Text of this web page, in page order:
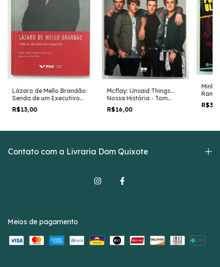
Lázaro de Mello Brandão:
Senda de um Executivo
Financeiro - Celso Castro
e Sérgio Praça (orgs)
R$13,00
Mcflay: Unsaid Things...
Nossa História - Tom
Fletcher e Outros
R$16,00
Com
Contato com a Livraria Dom Quixote
Meios de pagamento